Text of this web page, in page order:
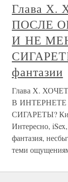
Глава
ПОСЛЕ
И НЕ
фантазии
Глава Х.
В
СИГАРЕТЫ?
Интересно,
фантазия,
теми